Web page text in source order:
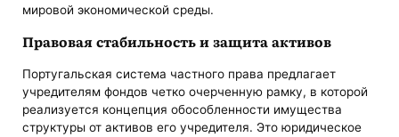
мировой экономической среды.
Правовая стабильность и защита активов
Португальская система частного права предлагает
учредителям фондов четко очерченную рамку, в которой
реализуется концепция обособленности имущества
структуры от активов его учредителя. Это юридическое